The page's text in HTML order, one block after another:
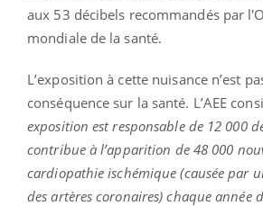
aux 53 décibels recommandés par
mondiale de la santé.
L’exposition à cette nuisance n’est
conséquence sur la santé. L’AEE
exposition est responsable de 12 000
contribue à l’apparition de 48 000
cardiopathie ischémique (causée par
des artères coronaires) chaque année